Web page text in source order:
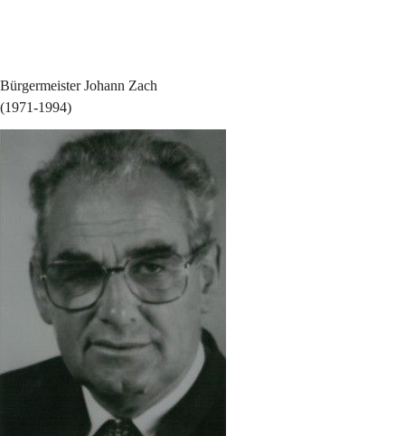
Bürgermeister Johann Zach
(1971-1994)